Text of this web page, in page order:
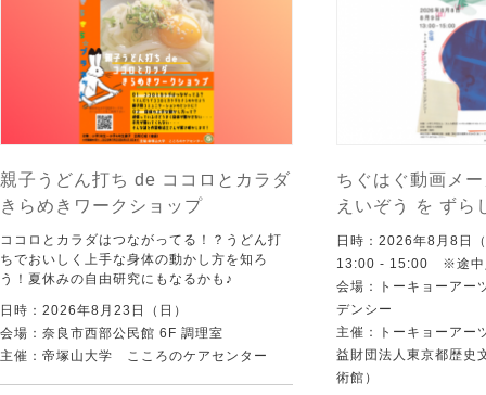
親子うどん打ち de ココロとカラダ
きらめきワークショップ
ココロとカラダはつながってる！？うどん打
ちでおいしく上手な身体の動かし方を知ろ
う！夏休みの自由研究にもなるかも♪
日時：2026年8月23日（日）
会場：奈良市西部公民館 6F 調理室
主催：帝塚山大学 こころのケアセンター
ちぐはぐ動画メ
えいぞう を ず
日時：2026年8月8日
13:00 - 15:00 ※途中
会場：トーキョーアー
デンシー
主催：トーキョーアー
益財団法人東京都歴史
術館）